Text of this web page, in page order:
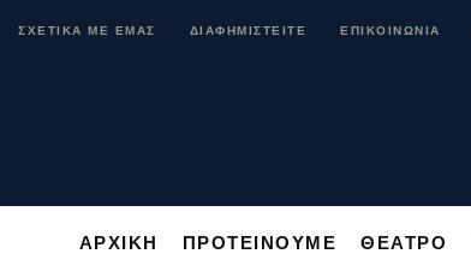
ΣΧΕΤΙΚΑ ΜΕ ΕΜΑΣ ΔΙΑΦΗΜΙΣΤΕΙΤΕ ΕΠΙΚΟΙΝΩΝΙΑ
ΑΡΧΙΚΗ ΠΡΟΤΕΙΝΟΥΜΕ ΘΕΑΤΡΟ
ΑΡΧΙΚΗ ΠΡΟΤΕΙΝΟΥΜΕ ΘΕΑΤΡΟ